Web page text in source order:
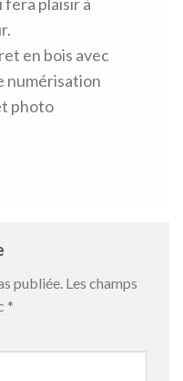
en bois avec
numérisation
photo
publiée. Les champs
*